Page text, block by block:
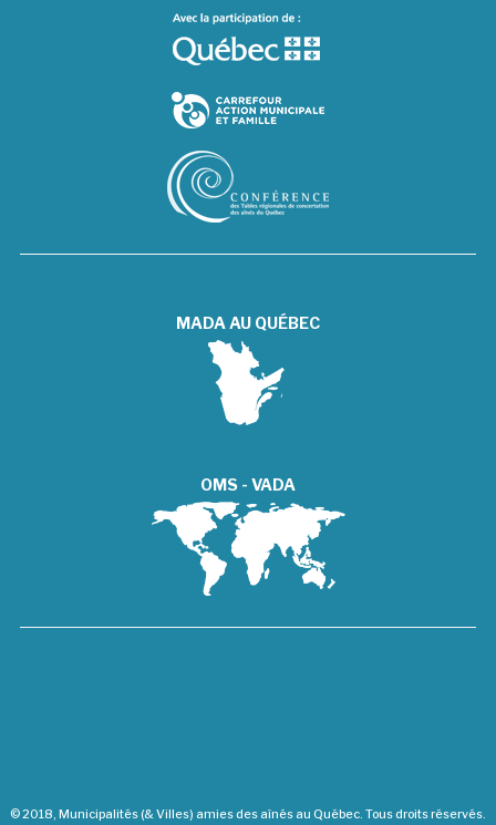
MADA AU QUÉBEC
OMS - VADA
© 2018, Municipalités (& Villes) amies des aînés au Québec. Tous droits réservés.